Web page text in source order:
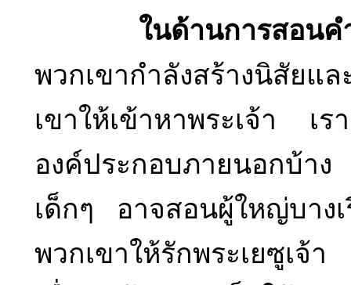
ในด้านการสอนค
พวกเขากำลังสร้างนิสัยแ
เขาให้เข้าหาพระเจ้า เ
องค์ประกอบภายนอกบ้า
เด็กๆ อาจสอนผู้ใหญ่บาง
พวกเขาให้รักพระเยซูเ